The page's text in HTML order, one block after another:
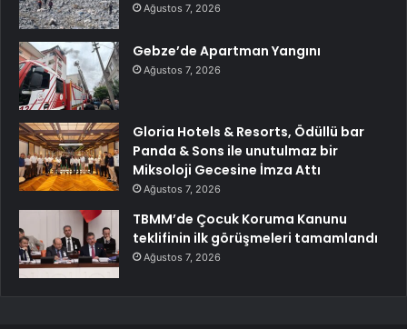
Ağustos 7, 2026
Gebze’de Apartman Yangını
Ağustos 7, 2026
Gloria Hotels & Resorts, Ödüllü bar
Panda & Sons ile unutulmaz bir
Miksoloji Gecesine İmza Attı
Ağustos 7, 2026
TBMM’de Çocuk Koruma Kanunu
teklifinin ilk görüşmeleri tamamlandı
Ağustos 7, 2026